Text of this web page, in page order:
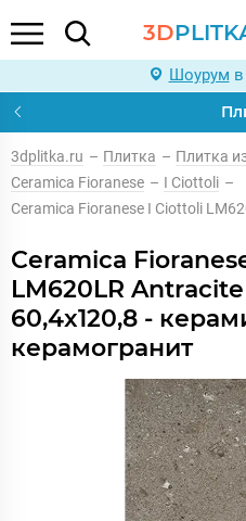
3D
Шоурум
3dplitka.ru – Плитка – Плитка
Ceramica Fioranese – I Ciottoli –
Ceramica Fioranese I Ciottoli
Ceramica
LM620LR
60,4x120,8 -
керамогранит